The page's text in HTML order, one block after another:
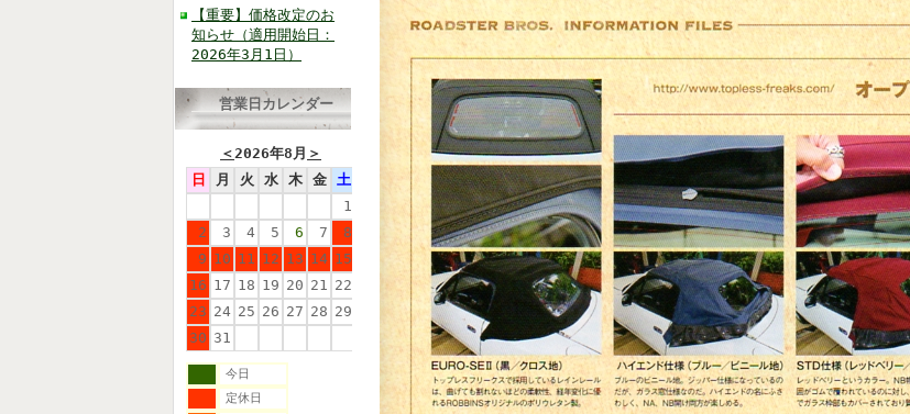
【重要】価格改定のお
知らせ（適用開始日：
2026年3月1日）
営業日カレンダー
＜2026年8月 ＞
日
月 火 水 木 金
土
1
2
3 4 5 6 7
8
9 10 11 12 13 14 15
16 17 18 19 20 21 22
23 24 25 26 27 28 29
30 31
今日
定休日